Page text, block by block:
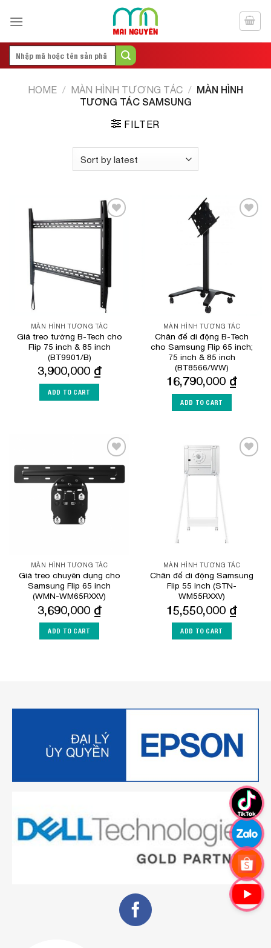
Search
HOME / MÀN HÌNH TƯƠNG TÁC / MÀN HÌNH
TƯƠNG TÁC SAMSUNG
FILTER
Add to
Wishlist
MÀN HÌNH TƯƠNG TÁC
Giá treo tường B-Tech cho
Flip 75 inch & 85 inch
(BT9901/B)
3,900,000 ₫
ADD TO CART
MÀN HÌNH TƯƠNG TÁC
Chân đế di động B-Tech
cho Samsung Flip 65 inch;
75 inch & 85 inch
(BT8566/WW)
16,790,000 ₫
ADD TO CART
Add to
Wishlist
MÀN HÌNH TƯƠNG TÁC
Giá treo chuyên dụng cho
Samsung Flip 65 inch
(WMN-WM65RXXV)
3,690,000 ₫
ADD TO CART
MÀN HÌNH TƯƠNG TÁC
Chân đế di động Samsung
Flip 55 inch (STN-
WM55RXXV)
15,550,000 ₫
ADD TO CART